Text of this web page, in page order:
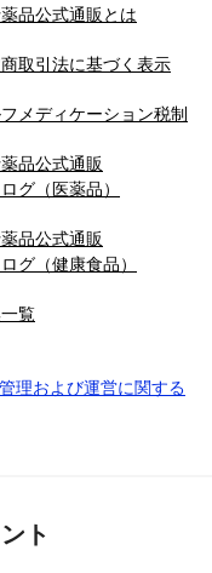
品公式通販とは
取引法に基づく表示
メディケーション税制
品公式通販
グ（医薬品）
品公式通販
グ（健康食品）
覧
理および運営に関する
ト